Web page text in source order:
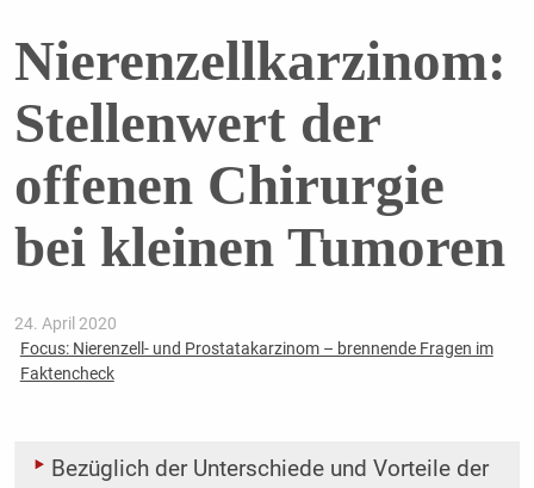
Nierenzellkarzinom:
Stellenwert der
offenen Chirurgie
bei kleinen Tumoren
24. April 2020
Focus: Nierenzell- und Prostatakarzinom – brennende Fragen im
Faktencheck
Bezüglich der Unterschiede und Vorteile der